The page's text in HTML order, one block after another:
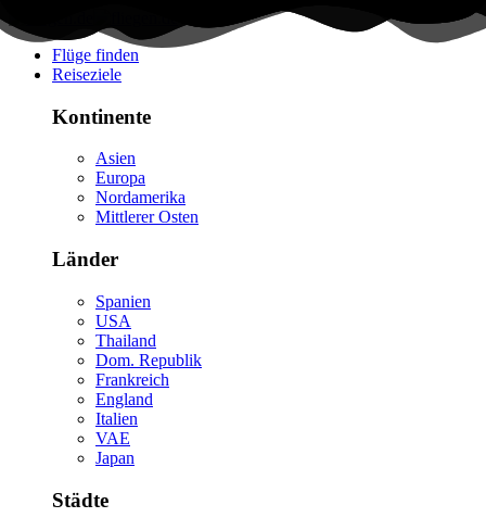
Flüge finden
Reiseziele
Kontinente
Asien
Europa
Nordamerika
Mittlerer Osten
Länder
Spanien
USA
Thailand
Dom. Republik
Frankreich
England
Italien
VAE
Japan
Städte